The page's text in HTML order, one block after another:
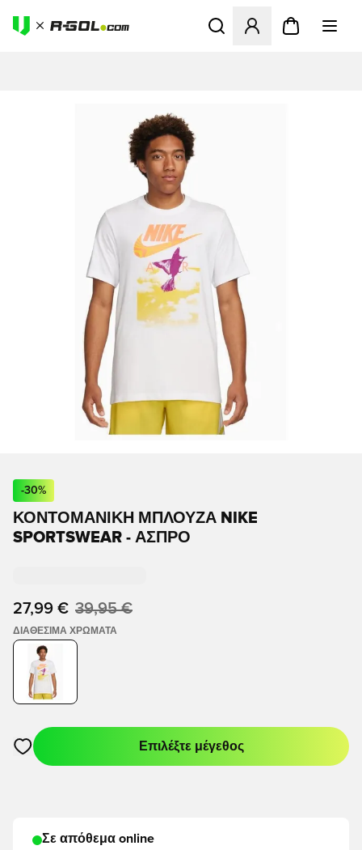
Ανοίγει ένα Modal για να
-30%
ΚΟΝΤΟΜΆΝΙΚΗ ΜΠΛΟΎΖΑ NIKE
SPORTSWEAR - ΆΣΠΡΟ
27,99 € 39,95 €
ΔΙΑΘΈΣΙΜΑ ΧΡΏΜΑΤΑ
Ανοίγει ένα Modal για να συνδεθείτε ή να εγγραφείτε ως
Επιλέξτε μέγεθος
Σε απόθεμα online